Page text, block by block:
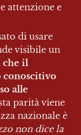
attenzione e
di usare
visibile un
che il
conoscitivo
alle
parità viene
nazionale è
non dice la